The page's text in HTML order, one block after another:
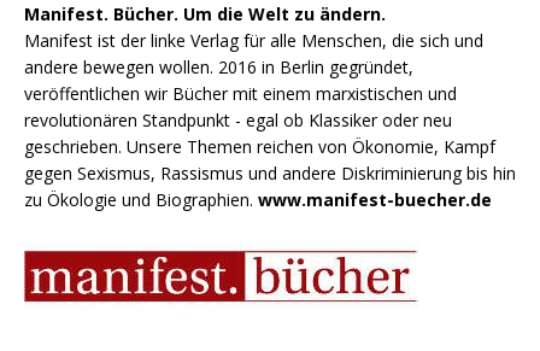
Manifest. Bücher. Um die Welt zu ändern.
Manifest ist der linke Verlag für alle Menschen, die sich und
andere bewegen wollen. 2016 in Berlin gegründet,
veröffentlichen wir Bücher mit einem marxistischen und
revolutionären Standpunkt - egal ob Klassiker oder neu
geschrieben. Unsere Themen reichen von Ökonomie, Kampf
gegen Sexismus, Rassismus und andere Diskriminierung bis hin
zu Ökologie und Biographien. www.manifest-buecher.de